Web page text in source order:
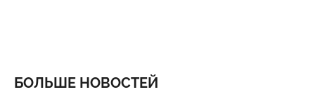
БОЛЬШЕ НОВОСТЕЙ